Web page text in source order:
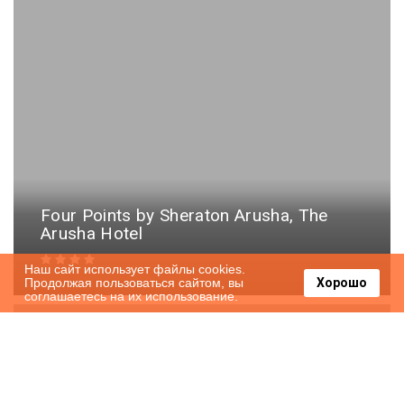
Four Points by Sheraton Arusha, The
Arusha Hotel
Наш сайт использует файлы cookies.
Продолжая пользоваться сайтом, вы
соглашаетесь на их использование.
Хорошо